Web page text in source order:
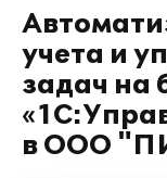
учета и
задач на
в ООО